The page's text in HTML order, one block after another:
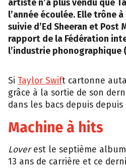
artiste n’a plus vendu que
l’année écoulée. Elle trône
suivie d’Ed Sheeran et Post
rapport de la Fédération
l’industrie phonographique
Si Taylor Swift cartonne
grâce à la sortie de son
dans les bacs depuis depuis
Machine à hits
Loverest le septième
13 ans de carrière et ce